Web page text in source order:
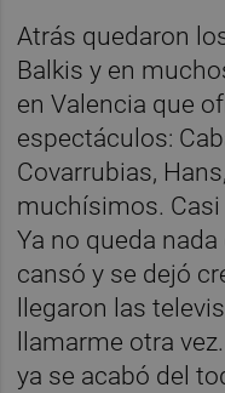
Atrás quedaron
Balkis y en
en Valencia que
espectáculos:
Covarrubias,
muchísimos.
Ya no queda nada
cansó y se dejó
llegaron las
llamarme otra
ya se acabó del